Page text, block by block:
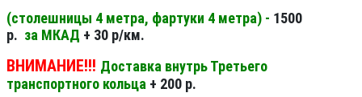
(столешницы 4 метра, фартуки 4 метра) - 1500
р. за МКАД + 30 р/км.
ВНИМАНИЕ!!! Доставка внутрь Третьего
транспортного кольца + 200 р.